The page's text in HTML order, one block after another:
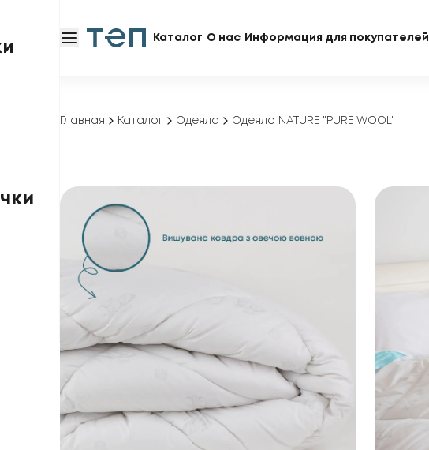
Каталог О нас Информация для покупателей
Главная Каталог Одеяла Одеяло NATURE "PURE WOOL"